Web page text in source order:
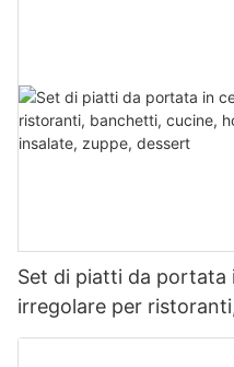
Set di piatti da portata
irregolare per
stoviglie commerciali,